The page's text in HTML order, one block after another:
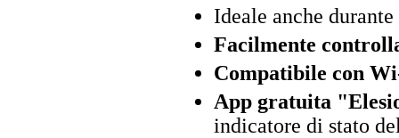
Ideale anche
Facilmente
Compatibile con
App gratuita
indicatore di stato